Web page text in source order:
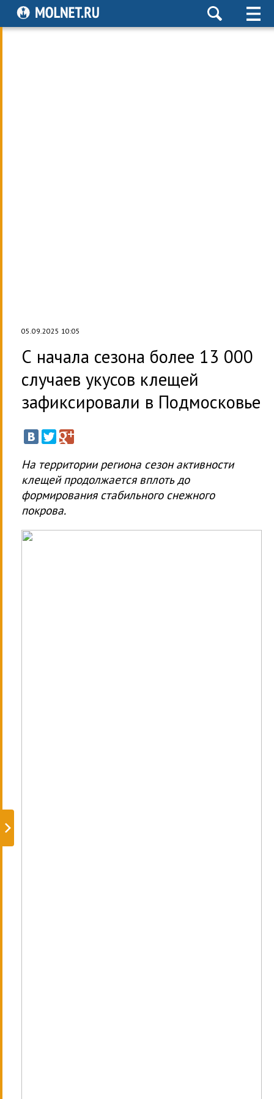
05.09.2025 10:05
С начала сезона более 13 000
случаев укусов клещей
зафиксировали в Подмосковье
На территории региона сезон активности
клещей продолжается вплоть до
формирования стабильного снежного
покрова.